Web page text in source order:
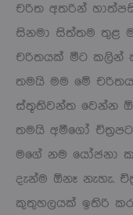
චරිත අතරින්
සිනමා සිත්තම තුළ
චරිතයක් මීට කලින්
තමයි මම මේ
ස්තූතිවන්ත වෙන්න
තමයි අමීගෝ
මගේ නම යෝජනා
දැන්ම ඕනෑ නැහැ.
කුතුහලයක් ඉතිරි